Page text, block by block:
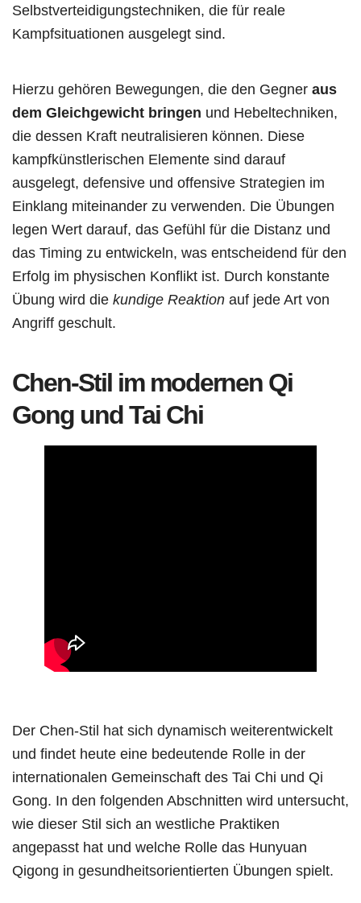
Selbstverteidigungstechniken, die für reale
Kampfsituationen ausgelegt sind.
Hierzu gehören Bewegungen, die den Gegner aus
dem Gleichgewicht bringen und Hebeltechniken,
die dessen Kraft neutralisieren können. Diese
kampfkünstlerischen Elemente sind darauf
ausgelegt, defensive und offensive Strategien im
Einklang miteinander zu verwenden. Die Übungen
legen Wert darauf, das Gefühl für die Distanz und
das Timing zu entwickeln, was entscheidend für den
Erfolg im physischen Konflikt ist. Durch konstante
Übung wird die kundige Reaktion auf jede Art von
Angriff geschult.
Chen-Stil im modernen Qi
Gong und Tai Chi
Der Chen-Stil hat sich dynamisch weiterentwickelt
und findet heute eine bedeutende Rolle in der
internationalen Gemeinschaft des Tai Chi und Qi
Gong. In den folgenden Abschnitten wird untersucht,
wie dieser Stil sich an westliche Praktiken
angepasst hat und welche Rolle das Hunyuan
Qigong in gesundheitsorientierten Übungen spielt.